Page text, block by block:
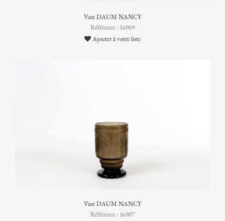
Vase DAUM NANCY
Référence : 16909
Ajouter à votre liste
Vase DAUM NANCY
Référence : 16907